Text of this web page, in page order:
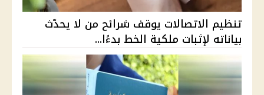
تنظيم الاتصالات يوقف شرائح من لا يحدّث
بياناته لإثبات ملكية الخط بدءًا...